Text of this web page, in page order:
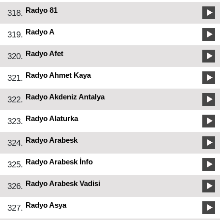
318. Radyo 81
319. Radyo A
320. Radyo Afet
321. Radyo Ahmet Kaya
322. Radyo Akdeniz Antalya
323. Radyo Alaturka
324. Radyo Arabesk
325. Radyo Arabesk İnfo
326. Radyo Arabesk Vadisi
327. Radyo Asya